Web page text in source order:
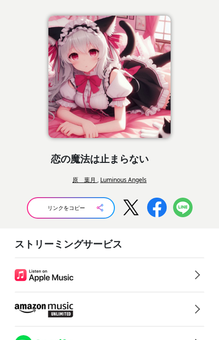
恋の魔法は止まらない
原 葉月 , Luminous Angels
リンクをコピー
ストリーミングサービス